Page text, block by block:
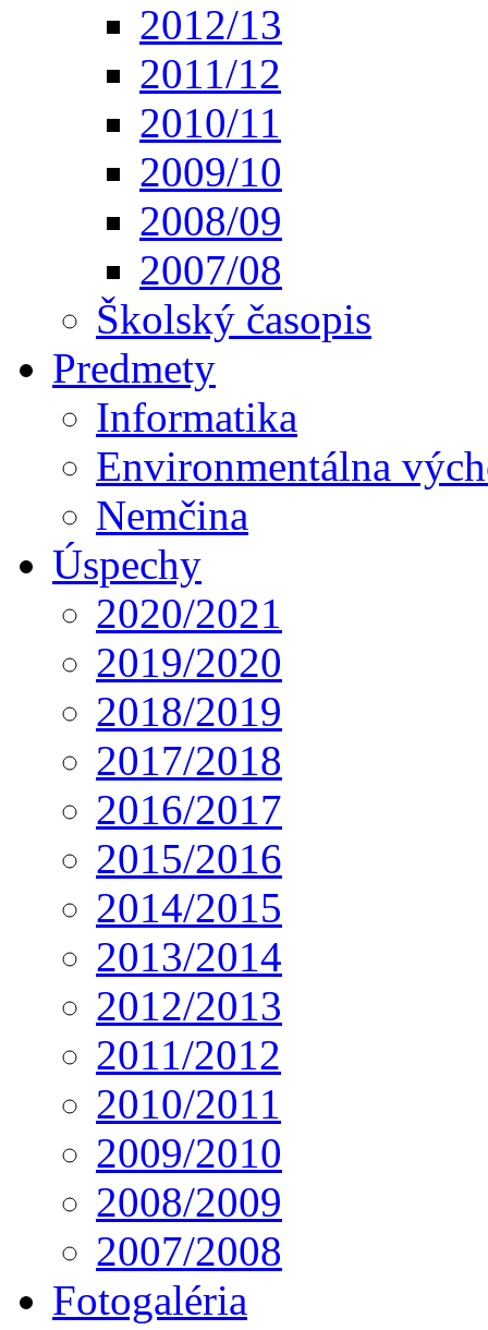
2012/13
2011/12
2010/11
2009/10
2008/09
2007/08
Školský časopis
Predmety
Informatika
Environmentálna
Nemčina
Úspechy
2020/2021
2019/2020
2018/2019
2017/2018
2016/2017
2015/2016
2014/2015
2013/2014
2012/2013
2011/2012
2010/2011
2009/2010
2008/2009
2007/2008
Fotogaléria